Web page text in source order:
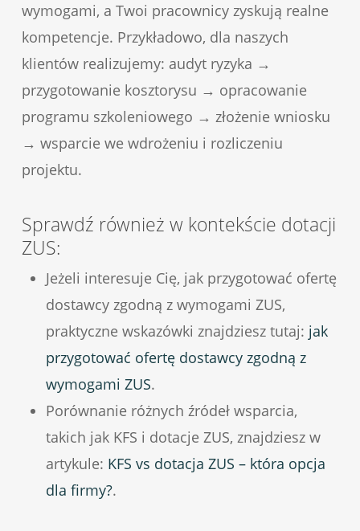
wymogami, a Twoi pracownicy zyskują realne
kompetencje. Przykładowo, dla naszych
klientów realizujemy: audyt ryzyka →
przygotowanie kosztorysu → opracowanie
programu szkoleniowego → złożenie wniosku
→ wsparcie we wdrożeniu i rozliczeniu
projektu.
Sprawdź również w kontekście dotacji
ZUS:
Jeżeli interesuje Cię, jak przygotować ofertę
dostawcy zgodną z wymogami ZUS,
praktyczne wskazówki znajdziesz tutaj: jak
przygotować ofertę dostawcy zgodną z
wymogami ZUS.
Porównanie różnych źródeł wsparcia,
takich jak KFS i dotacje ZUS, znajdziesz w
artykule: KFS vs dotacja ZUS – która opcja
dla firmy?.